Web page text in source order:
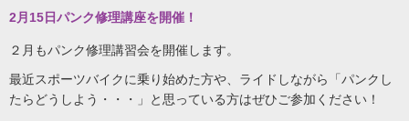
2月15日パンク修理講座を開催！
２月もパンク修理講習会を開催します。
最近スポーツバイクに乗り始めた方や、ライドしながら「パンクし
たらどうしよう・・・」と思っている方はぜひご参加ください！